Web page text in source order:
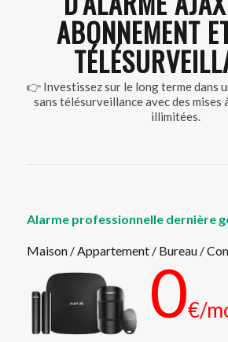
ABONNEMENT
👉 Investissez sur le long terme dans
sans télésurveillance avec des
illimitées.
Alarme professionnelle dernière
Maison / Appartement / Bureau /
0€/